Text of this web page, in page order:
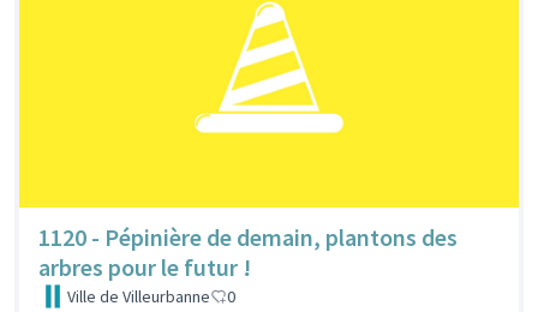
1120 - Pépinière de demain, plantons des
arbres pour le futur !
Ville de Villeurbanne 0